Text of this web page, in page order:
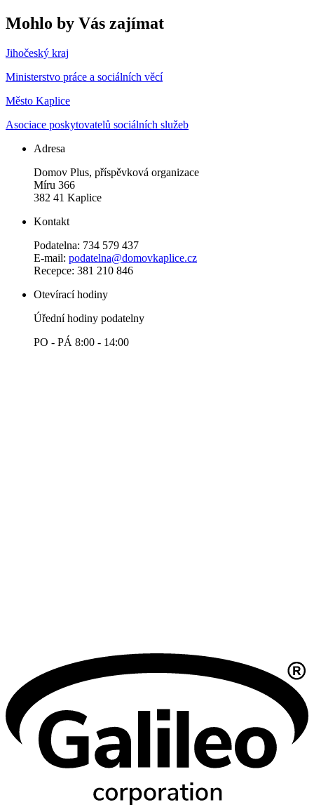
Mohlo by Vás zajímat
Jihočeský kraj
Ministerstvo práce a sociálních věcí
Město Kaplice
Asociace poskytovatelů sociálních služeb
Adresa
Domov Plus, příspěvková organizace
Míru 366
382 41 Kaplice
Kontakt
Podatelna: 734 579 437
E-mail: podatelna@domovkaplice.cz
Recepce: 381 210 846
Otevírací hodiny
Úřední hodiny podatelny
PO - PÁ 8:00 - 14:00